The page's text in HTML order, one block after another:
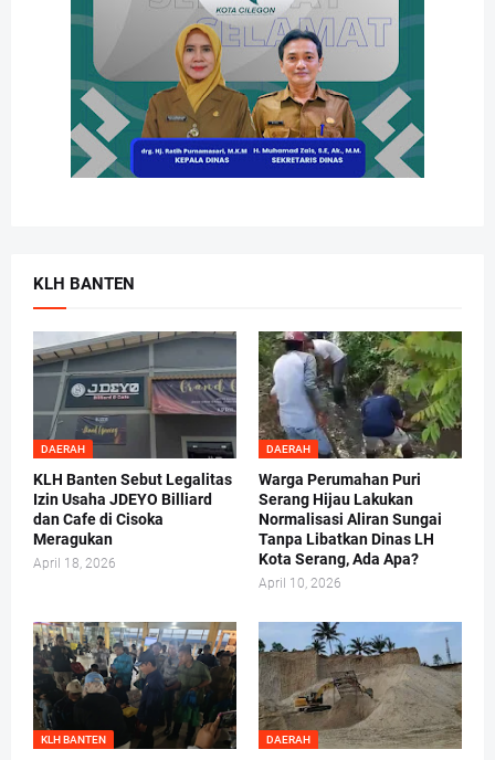
KLH BANTEN
DAERAH
KLH Banten Sebut Legalitas
Izin Usaha JDEYO Billiard
dan Cafe di Cisoka
Meragukan
April 18, 2026
DAERAH
Warga Perumahan Puri
Serang Hijau Lakukan
Normalisasi Aliran Sungai
Tanpa Libatkan Dinas LH
Kota Serang, Ada Apa?
April 10, 2026
KLH BANTEN DAERAH